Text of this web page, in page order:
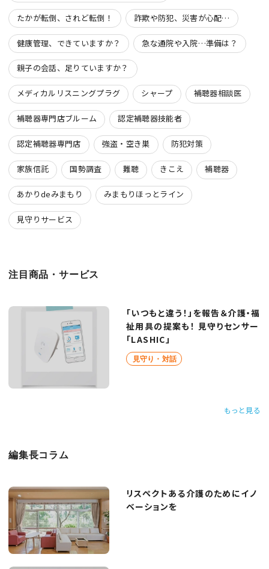
たかが転倒、されど転倒！ 詐欺や防犯、災害が心配…
健康管理、できていますか？ 急な通院や入院…準備は？
親子の会話、足りていますか？
メディカルリスニングプラグ シャープ 補聴器相談医
補聴器専門店ブルーム 認定補聴器技能者
認定補聴器専門店 強盗・空き巣 防犯対策
家族信託 国勢調査 難聴 きこえ 補聴器
あかりdeみまもり みまもりほっとライン
見守りサービス
注目商品・サービス
「いつもと違う！」を報告＆介護・福
祉用具の提案も！ 見守りセンサー
「LASHIC」
見守り・対話
もっと見る
編集長コラム
リスペクトある介護のためにイノ
ベーションを